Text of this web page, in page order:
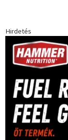
Hirdetés